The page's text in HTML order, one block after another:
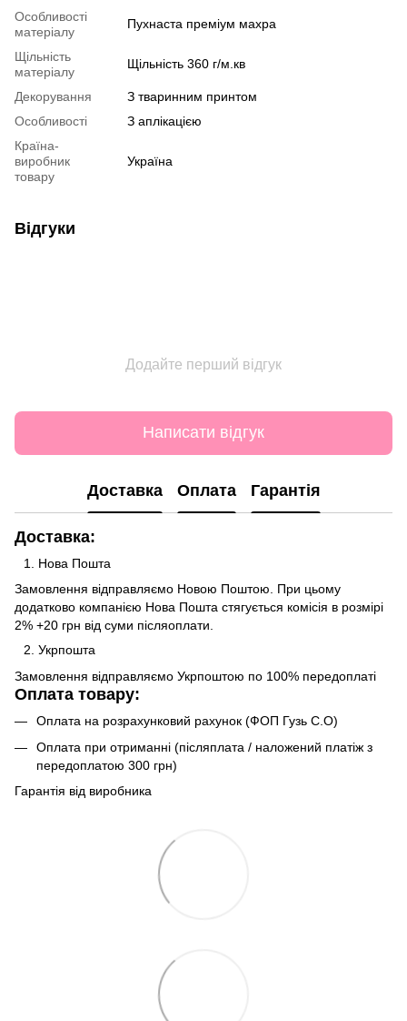
Особливості
матеріалу
Пухнаста преміум махра
Щільність
матеріалу
Щільність 360 г/м.кв
Декорування
З тваринним принтом
Особливості
З аплікацією
Країна-
виробник
товару
Україна
Відгуки
Додайте перший відгук
Написати відгук
Доставка Оплата Гарантія
Доставка:
Нова Пошта
Замовлення відправляємо Новою Поштою. При цьому
додатково компанією Нова Пошта стягується комісія в розмірі
2% +20 грн від суми післяоплати.
Укрпошта
Замовлення відправляємо Укрпоштою по 100% передоплаті
Оплата товару:
Оплата на розрахунковий рахунок (ФОП Гузь С.О)
Оплата при отриманні (післяплата / наложений платіж з
передоплатою 300 грн)
Гарантія від виробника